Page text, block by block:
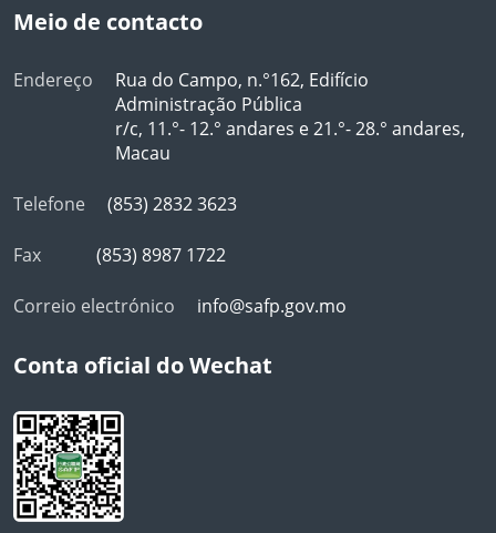
Meio de contacto
Endereço
Rua do Campo, n.°162, Edifício
Administração Pública
r/c, 11.°- 12.° andares e 21.°- 28.° andares,
Macau
Telefone (853) 2832 3623
Fax (853) 8987 1722
Correio electrónico info@safp.gov.mo
Conta oficial do Wechat